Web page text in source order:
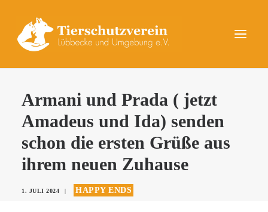
UNSERE TIERE
AKTUELLES
KONTAKT
Armani und Prada ( jetzt
Amadeus und Ida) senden
schon die ersten Grüße aus
ihrem neuen Zuhause
1. JULI 2024 | HAPPY ENDS